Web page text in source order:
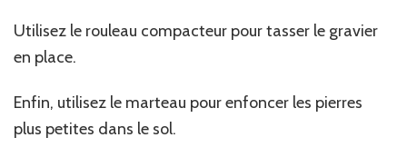
Utilisez le rouleau compacteur pour tasser le gravier
en place.
Enfin, utilisez le marteau pour enfoncer les pierres
plus petites dans le sol.